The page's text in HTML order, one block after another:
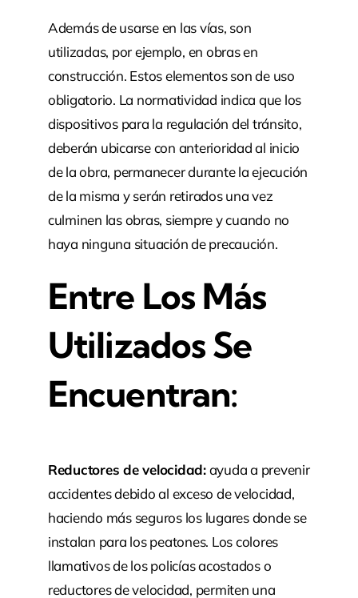
Además de usarse en las vías, son
utilizadas, por ejemplo, en obras en
construcción. Estos elementos son de uso
obligatorio. La normatividad indica que los
dispositivos para la regulación del tránsito,
deberán ubicarse con anterioridad al inicio
de la obra, permanecer durante la ejecución
de la misma y serán retirados una vez
culminen las obras, siempre y cuando no
haya ninguna situación de precaución.
Entre Los Más
Utilizados Se
Encuentran:
Reductores de velocidad:ayuda a prevenir
accidentes debido al exceso de velocidad,
haciendo más seguros los lugares donde se
instalan para los peatones. Los colores
llamativos de los policías acostados o
reductores de velocidad, permiten una